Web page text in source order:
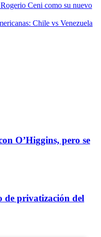
Ceni como su nuevo
Chile vs Venezuela
O’Higgins, pero se
de privatización del